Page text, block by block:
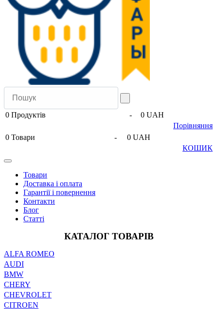
0 Продуктів -
0 UAH
Порівняння
0 Товари -
0 UAH
КОШИК
Товари
Доставка і оплата
Гарантії і повернення
Контакти
Блог
Статті
КАТАЛОГ ТОВАРІВ
ALFA ROMEO
AUDI
BMW
CHERY
CHEVROLET
CITROEN